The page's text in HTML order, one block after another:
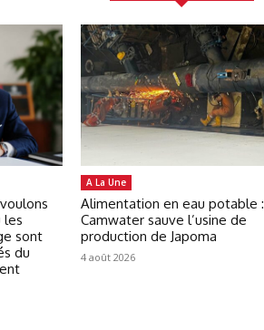
les
sont
du
A La Une
Alimentation en eau potable :
Camwater sauve l’usine de
production de Japoma
4 août 2026